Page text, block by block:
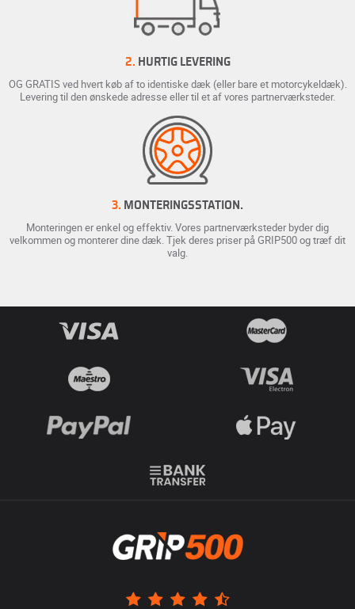
2. HURTIG LEVERING
OG GRATIS ved hvert køb af to identiske dæk (eller bare et motorcykeldæk).
Levering til den ønskede adresse eller til et af vores partnerværksteder.
3. MONTERINGSSTATION.
Monteringen er enkel og effektiv. Vores partnerværksteder byder dig
velkommen og monterer dine dæk. Tjek deres priser på GRIP500 og træf dit
valg.